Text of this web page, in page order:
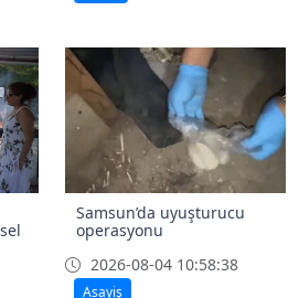
Samsun’da uyuşturucu
operasyonu
2026-08-04 10:58:38
Asayiş